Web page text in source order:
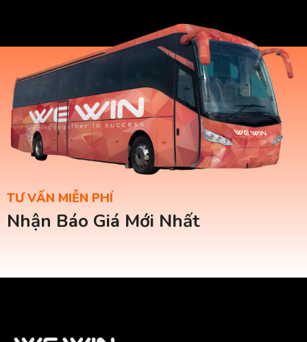
TƯ VẤN MIỄN PHÍ
Nhận Báo Giá Mới Nhất